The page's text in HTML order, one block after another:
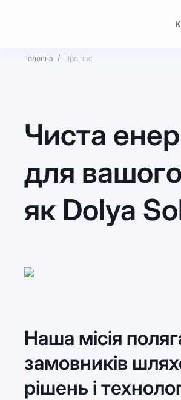
Головна Про нас
Чиста
для
як Dolya
Наша місія
замовників
рішень і